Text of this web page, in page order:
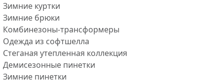
Зимние куртки
Зимние брюки
Комбинезоны-трансформеры
Одежда из софтшелла
Стеганая утепленная коллекция
Демисезонные пинетки
Зимние пинетки